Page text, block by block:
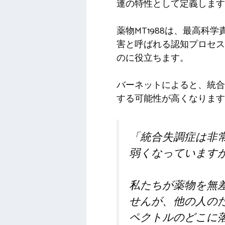
連の特性として定義しま
薬物MT1988は、最高科
害と呼ばれる認知プロセ
のに役立ちます。
バーネットによると、統
する可能性が高くなりま
「統合失調症は
弱くなっています
私たちが薬物を無
せんが、他の人の
ペクトルのどこに